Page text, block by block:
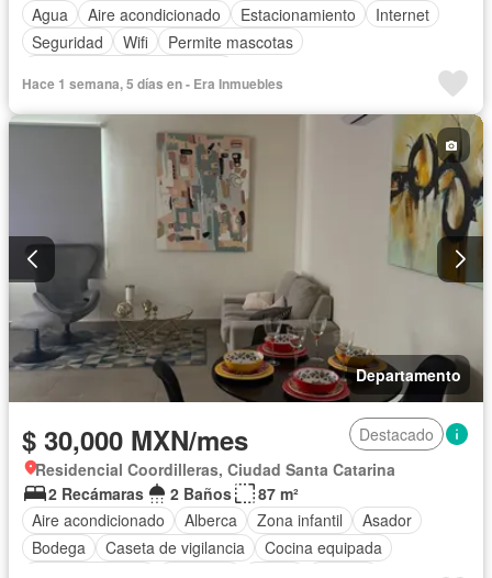
Agua
Aire acondicionado Estacionamiento
Internet
Seguridad
Wifi
Permite mascotas
Hace 1 semana, 5 días en - Era Inmuebles
Departamento
$ 30,000 MXN/mes
Destacado
Residencial Coordilleras, Ciudad Santa Catarina
2 Recámaras
2 Baños
87 m²
Aire acondicionado
Alberca Zona infantil
Asador
Bodega
Caseta de vigilancia
Cocina equipada